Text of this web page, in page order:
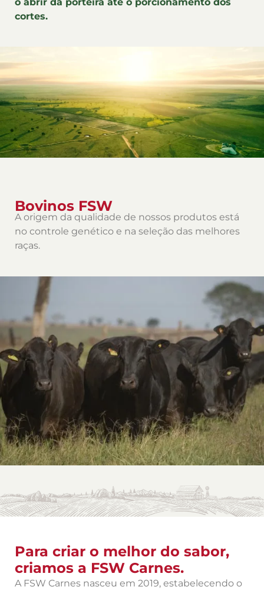
cortes.
Bovinos FSW
A origem da qualidade de nossos produtos está
no controle genético e na seleção das melhores
raças.
Para criar o melhor do sabor,
criamos a FSW Carnes.
A FSW Carnes nasceu em 2019, estabelecendo o